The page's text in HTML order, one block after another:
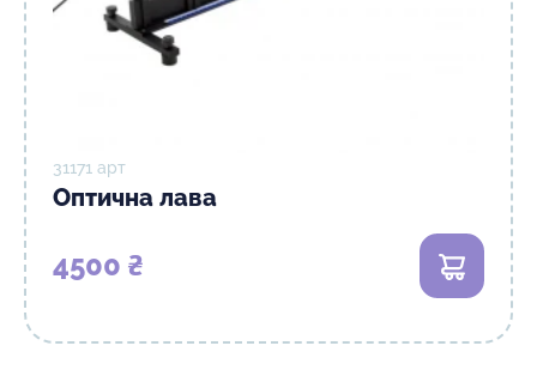
31171 арт
Оптична лава
4500 ₴